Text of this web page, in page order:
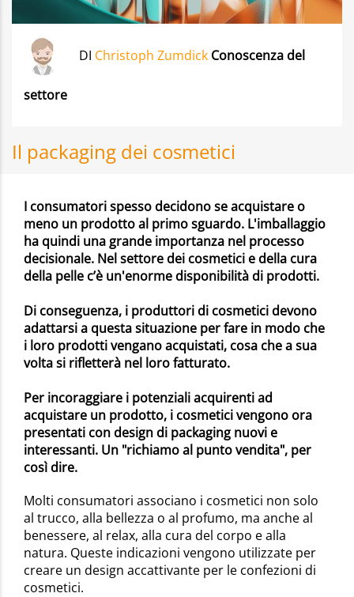
DI Christoph Zumdick Conoscenza del
settore
Il packaging dei cosmetici
I consumatori spesso decidono se acquistare o
meno un prodotto al primo sguardo. L'imballaggio
ha quindi una grande importanza nel processo
decisionale. Nel settore dei cosmetici e della cura
della pelle c’è un'enorme disponibilità di prodotti.
Di conseguenza, i produttori di cosmetici devono
adattarsi a questa situazione per fare in modo che
i loro prodotti vengano acquistati, cosa che a sua
volta si rifletterà nel loro fatturato.
Per incoraggiare i potenziali acquirenti ad
acquistare un prodotto, i cosmetici vengono ora
presentati con design di packaging nuovi e
interessanti. Un "richiamo al punto vendita", per
così dire.
Molti consumatori associano i cosmetici non solo
al trucco, alla bellezza o al profumo, ma anche al
benessere, al relax, alla cura del corpo e alla
natura. Queste indicazioni vengono utilizzate per
creare un design accattivante per le confezioni di
cosmetici.